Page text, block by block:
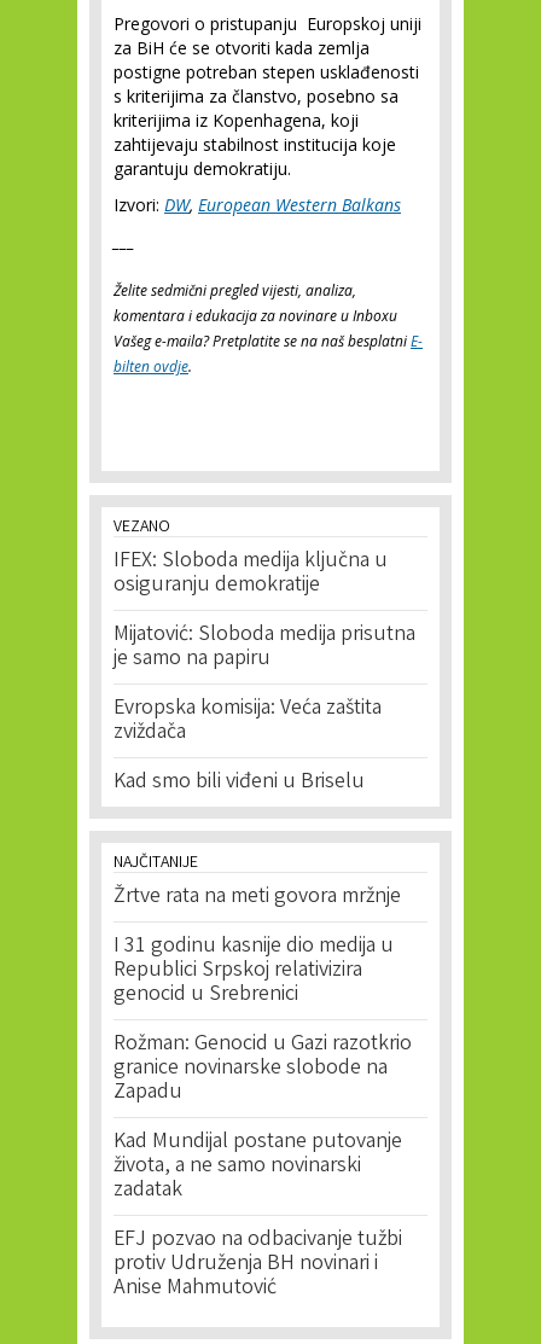
Pregovori o pristupanju Europskoj uniji
za BiH će se otvoriti kada zemlja
postigne potreban stepen usklađenosti
s kriterijima za članstvo, posebno sa
kriterijima iz Kopenhagena, koji
zahtijevaju stabilnost institucija koje
garantuju demokratiju.
Izvori: DW, European Western Balkans
Želite sedmični pregled vijesti, analiza,
komentara i edukacija za novinare u Inboxu
Vašeg e-maila? Pretplatite se na naš besplatniE-
bilten ovdje.
VEZANO
IFEX: Sloboda medija ključna u
osiguranju demokratije
Mijatović: Sloboda medija prisutna
je samo na papiru
Evropska komisija: Veća zaštita
zviždača
Kad smo bili viđeni u Briselu
NAJČITANIJE
Žrtve rata na meti govora mržnje
I 31 godinu kasnije dio medija u
Republici Srpskoj relativizira
genocid u Srebrenici
Rožman: Genocid u Gazi razotkrio
granice novinarske slobode na
Zapadu
Kad Mundijal postane putovanje
života, a ne samo novinarski
zadatak
EFJ pozvao na odbacivanje tužbi
protiv Udruženja BH novinari i
Anise Mahmutović